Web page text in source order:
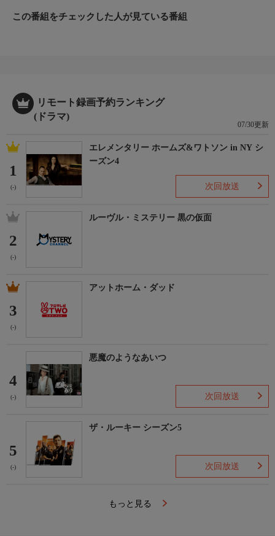
生委員の宇田川美和（かとうかず子）が漁師の西島（乃木涼介）
まさ彦）、蛭子能収、鈴木理子、舟木幸、乃木涼介、北村総一
朗、大友康平 ほか
【サブタイトル】
【放送・製作】
2008年初放送
【話数】
-
-
この番組をチェックした人が見ている番組
リモート録画予約ランキング
(ドラマ)
07/30更新
1
(-)
エレメンタリー ホームズ&ワトソン in NY シ
ーズン4
次回放送
2
(-)
ルーヴル・ミステリー 黒の仮面
3
(-)
アットホーム・ダッド
4
(-)
悪魔のようなあいつ
次回放送
5
(-)
ザ・ルーキー シーズン5
次回放送
もっと見る